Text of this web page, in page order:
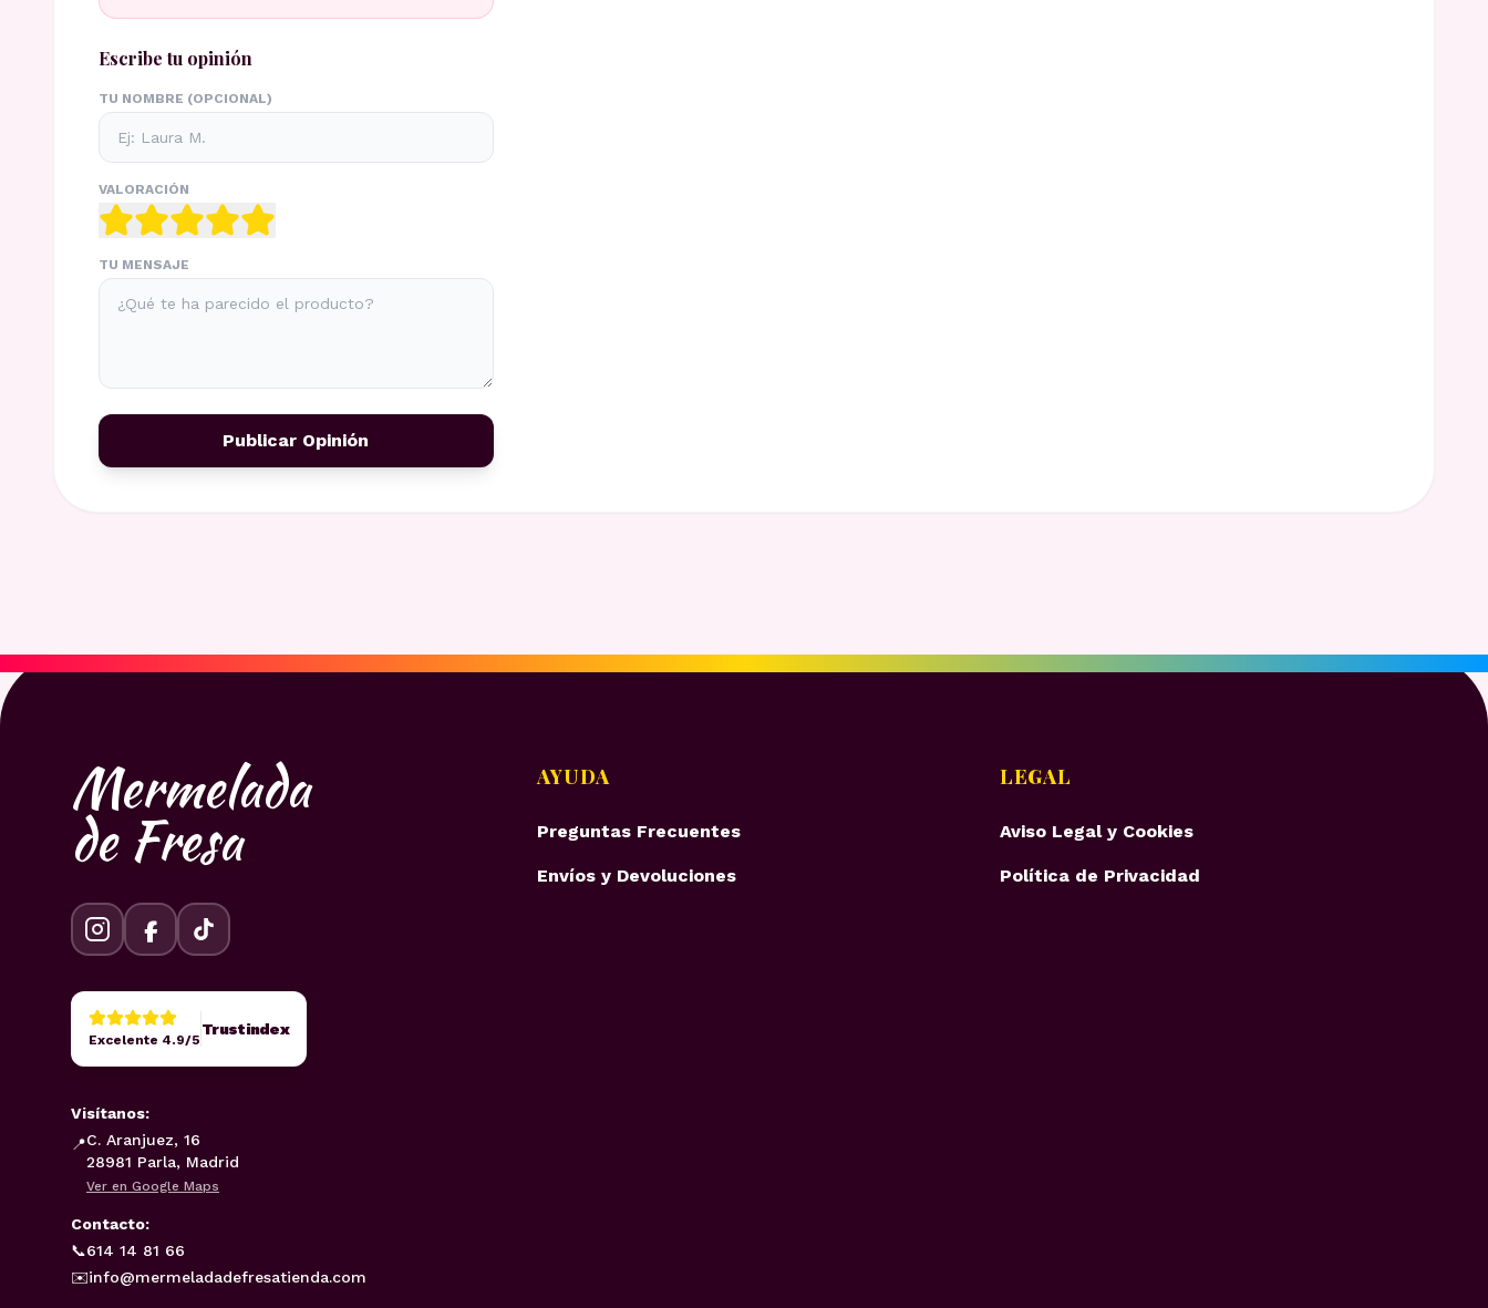
Escribe tu opinión
TU NOMBRE (OPCIONAL)
VALORACIÓN
TU MENSAJE
Publicar Opinión
Mermelada
de Fresa
Excelente 4.9/5
Trustindex
Visítanos:
📍C. Aranjuez, 16
28981 Parla, Madrid
Ver en Google Maps
Contacto:
📞614 14 81 66
✉️info@mermeladadefresatienda.com
AYUDA
Preguntas Frecuentes
Envíos y Devoluciones
LEGAL
Aviso Legal y Cookies
Política de Privacidad